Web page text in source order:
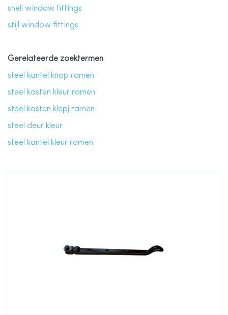
snell window fittings
stijl window fittings
Gerelateerde zoektermen
steel kantel knop ramen
steel kasten kleur ramen
steel kasten klepj ramen
steel deur kleur
steel kantel kleur ramen